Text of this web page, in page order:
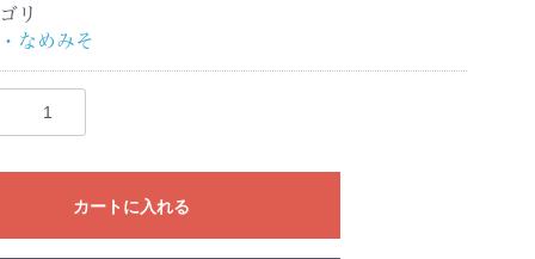
リ
なめみそ
カートに入れる